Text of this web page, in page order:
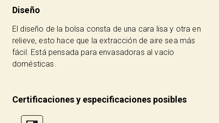
Diseño
El diseño de la bolsa consta de una cara lisa y otra en
relieve, esto hace que la extracción de aire sea más
fácil. Está pensada para envasadoras al vacío
domésticas.
Certificaciones y especificaciones posibles